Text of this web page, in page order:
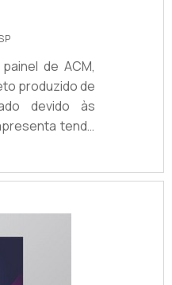
de ACM,
produzido de
devido às
tendo
a identidade
para a
de extrema